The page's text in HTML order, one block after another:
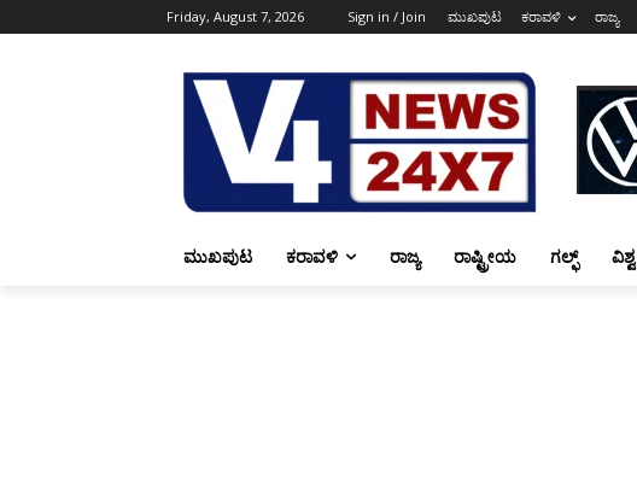
Friday, August 7, 2026 Sign in / Join ಮುಖಪುಟ ಕರಾವಳಿ ರಾಜ್ಯ
ಮುಖಪುಟ ಕರಾವಳಿ ರಾಜ್ಯ ರಾಷ್ಟ್ರೀಯ ಗಲ್ಫ್ ವಿಶ್ವ